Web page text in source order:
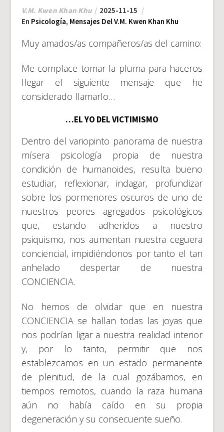
V.M. Kwen Khan Khu
2025-11-15
En Psicología, Mensajes Del V.M. Kwen Khan Khu
Muy amados/as compañeros/as del camino:
Me complace tomar la pluma para haceros
llegar el siguiente mensaje que he
considerado llamarlo…
…EL YO DEL VICTIMISMO
Dentro del variopinto panorama de nuestra
mísera psicología propia de nuestra
condición de humanoides, resulta bueno
estudiar, reflexionar, indagar, profundizar
sobre los pormenores oscuros de uno de
nuestros peores agregados psicológicos
que, estando adheridos a nuestro
psiquismo, nos aumentan nuestra ceguera
conciencial, impidiéndonos por tanto el tan
anhelado despertar de nuestra
CONCIENCIA.
No hemos de olvidar que en nuestra
CONCIENCIA se hallan todas las joyas que
nos podrían ligar a nuestra realidad interior
y, por lo tanto, permitir que nos
establezcamos en un estado permanente
de plenitud, de la cual gozábamos, en
tiempos remotos, cuando la raza humana
aún no había caído en su propia
degeneración y su consecuente sueño.